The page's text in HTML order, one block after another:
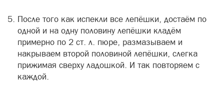
После того как испекли все лепёшки, достаём по
одной и на одну половину лепёшки кладём
примерно по 2 ст. л. пюре, размазываем и
накрываем второй половиной лепёшки, слегка
прижимая сверху ладошкой. И так повторяем с
каждой.